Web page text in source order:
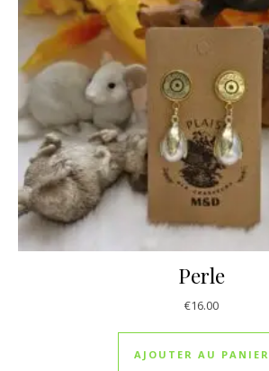
Perle
€16.00
AJOUTER AU PANIER